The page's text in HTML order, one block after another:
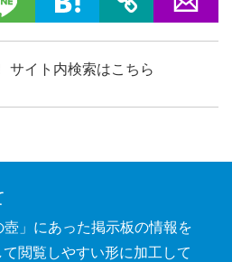
サイト内検索はこちら
」にあった掲示板の情報を
閲覧しやすい形に加工して